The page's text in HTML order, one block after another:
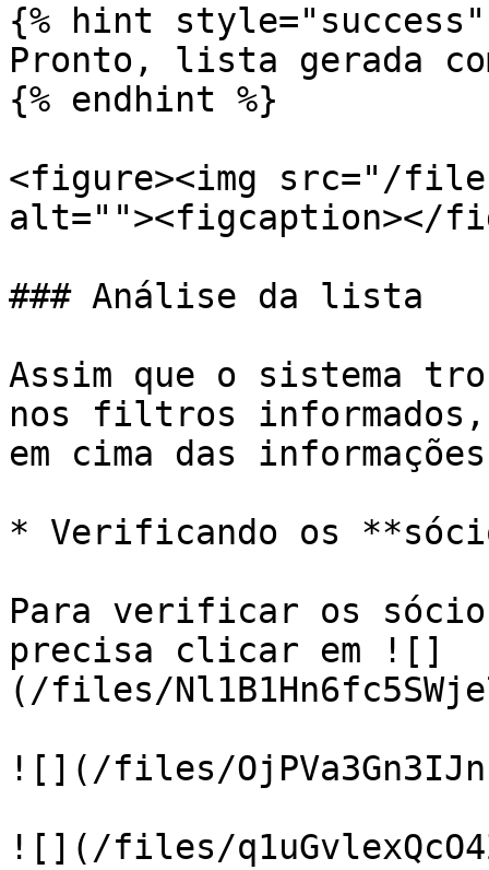
{% hint style="success"
Pronto, lista gerada
{% endhint %}
<figure><img src="/files/
alt=""><figcaption></
### Análise da lista
Assim que o sistema
nos filtros
em cima das
* Verificando os
Para verificar os
precisa clicar em ![]
(/files/
![](/files/
![](/files/